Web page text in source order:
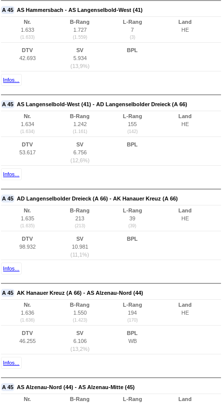
A 45 AS Hammersbach - AS Langenselbold-West (41)
Nr.
1.633
(1.633)
B-Rang
1.727
(1.559)
L-Rang
7
(3)
Land
HE
DTV
42.693
SV
5.934
(13,9%)
BPL
Infos...
A 45 AS Langenselbold-West (41) - AD Langenselbolder Dreieck (A 66)
Nr.
1.634
(1.634)
B-Rang
1.242
(1.161)
L-Rang
155
(142)
Land
HE
DTV
53.617
SV
6.756
(12,6%)
BPL
Infos...
A 45 AD Langenselbolder Dreieck (A 66) - AK Hanauer Kreuz (A 66)
Nr.
1.635
(1.635)
B-Rang
213
(213)
L-Rang
39
(39)
Land
HE
DTV
98.932
SV
10.981
(11,1%)
BPL
Infos...
A 45 AK Hanauer Kreuz (A 66) - AS Alzenau-Nord (44)
Nr.
1.636
(1.636)
B-Rang
1.550
(1.423)
L-Rang
194
(170)
Land
HE
DTV
46.255
SV
6.106
(13,2%)
BPL
WB
Infos...
A 45 AS Alzenau-Nord (44) - AS Alzenau-Mitte (45)
Nr.
B-Rang
L-Rang
Land